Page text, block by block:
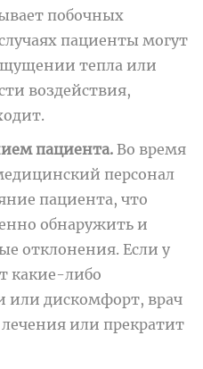
побочных
пациенты могут
тепла или
воздействия,
пациента.Во время
персонал
пациента, что
обнаружить и
отклонения. Если у
какие-либо
или дискомфорт, врач
или прекратит